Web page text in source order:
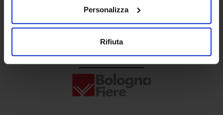
Personalizza
Rifiuta